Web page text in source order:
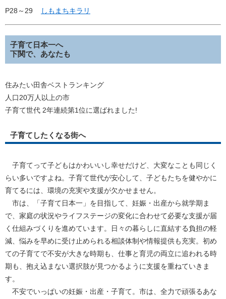
P28～29 しもまちキラリ
子育て日本一へ
下関で、あなたも
住みたい田舎ベストランキング
人口20万人以上の市
子育て世代 2年連続第1位に選ばれました!
子育てしたくなる街へ
子育てって子どもはかわいいし幸せだけど、大変なことも同じく
らい多いですよね。子育て世代が安心して、子どもたちを健やかに
育てるには、環境の充実や支援が欠かせません。
市は、「子育て日本一」を目指して、妊娠・出産から就学期ま
で、家庭の状況やライフステージの変化に合わせて必要な支援が届
く仕組みづくりを進めています。日々の暮らしに直結する負担の軽
減、悩みを早めに受け止められる相談体制や情報提供も充実。初め
ての子育てで不安が大きな時期も、仕事と育児の両立に追われる時
期も、抱え込まない選択肢が見つかるように支援を重ねていきま
す。
不安でいっぱいの妊娠・出産・子育て。市は、全力で頑張るあな